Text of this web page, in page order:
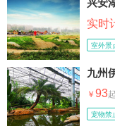
实时
室外景
九州
93
宠物禁